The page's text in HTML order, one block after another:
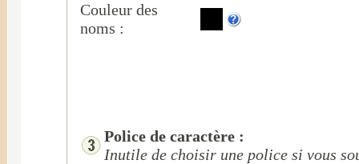
Couleur des
noms :
Police de caractère :
Inutile de choisir une police si vous